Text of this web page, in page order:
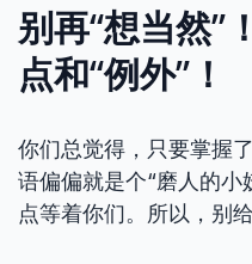
别再“想当然”
点和“例外”！
你们总觉得，只要掌握
语偏偏就是个“磨人的
点等着你们。所以，别